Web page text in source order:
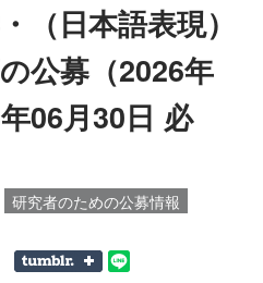
（日本語表現）
公募（2026年
06月30日 必
研究者のための公募情報